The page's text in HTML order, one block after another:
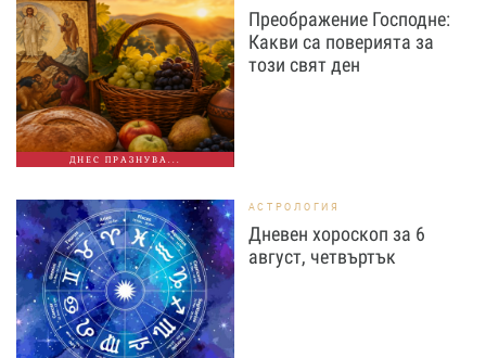
ДНЕС ПРАЗНУВА...
Преображение Господне:
Какви са поверията за
този свят ден
АСТРОЛОГИЯ
Дневен хороскоп за 6
август, четвъртък